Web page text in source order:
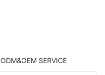
ODM&OEM SERVICE